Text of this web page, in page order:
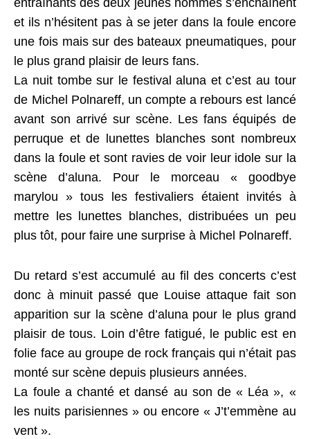
entraînants des deux jeunes hommes s’enchaînent
et ils n’hésitent pas à se jeter dans la foule encore
une fois mais sur des bateaux pneumatiques, pour
le plus grand plaisir de leurs fans.
La nuit tombe sur le festival aluna et c’est au tour
de Michel Polnareff, un compte a rebours est lancé
avant son arrivé sur scène. Les fans équipés de
perruque et de lunettes blanches sont nombreux
dans la foule et sont ravies de voir leur idole sur la
scène d’aluna. Pour le morceau « goodbye
marylou » tous les festivaliers étaient invités à
mettre les lunettes blanches, distribuées un peu
plus tôt, pour faire une surprise à Michel Polnareff.
Du retard s’est accumulé au fil des concerts c’est
donc à minuit passé que Louise attaque fait son
apparition sur la scène d’aluna pour le plus grand
plaisir de tous. Loin d’être fatigué, le public est en
folie face au groupe de rock français qui n’était pas
monté sur scène depuis plusieurs années.
La foule a chanté et dansé au son de « Léa », «
les nuits parisiennes » ou encore « J’t’emmène au
vent ».